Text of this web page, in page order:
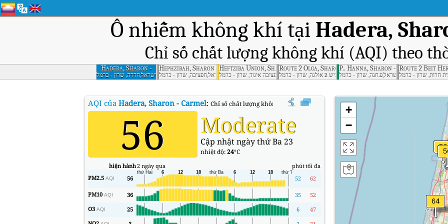
Ô nhiễm không khí tại Hadera,
Chỉ số chất lượng không khí (AQI) theo
Hadera, Sharon -
Carmel
ישראל,חדרה, שרון - כרמל
Hephzibah, Sharon - Carmel
ישראל,חפציבה, שרון - כרמל
Heftziba Union, Sharon - Carmel
ישראל,חפציבה איגוד, שרון - כרמל
Route 2 Olga, Sharon - Carmel
ישראל,כביש 2 אולגה, שרון - כרמל
P.. Hanna, Sharon - Carmel
ישראל,פ.חנה, שרון - כרמל
Route 2 Beit
AQI của Hadera, Sharon - Carmel: Chỉ số chất lượng không khí (AQI) thời gian thực Hadera, Sharon - Carmel
56 Moderate
Cập nhật ngày thứ Ba 23
nhiệt độ:24°C
hiện hành2 ngày qua phúttối đa
PM2.5 AQI 56 52 62
PM10 AQI 36 35
52
O3 AQI 25 6
47
+
−